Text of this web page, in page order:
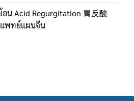
อน Acid Regurgitation 胃反酸
พทย์แผนจีน